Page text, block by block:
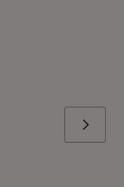
Weiter